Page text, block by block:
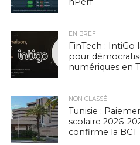
EN BREF
FinTech : IntiGo
pour
numériques en
NON CLASSÉ
Tunisie :
scolaire 2026-
confirme la BCT